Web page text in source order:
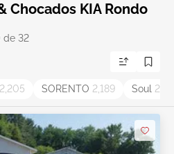
Chocados KIA Rondo
de 32
2,205 SORENTO 2,189 Soul